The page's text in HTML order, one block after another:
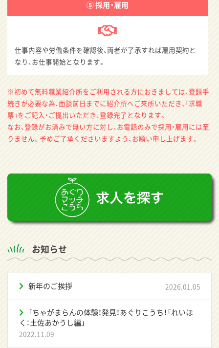
⑤ 採用・雇用
仕事内容や労働条件を確認後、両者が了承すれば雇用契約と
なり、お仕事開始となります。
※初めて無料職業紹介所をご利用される方におきましては、登録手
続きが必要な為、面談前日までに紹介所へご来所いただき、「求職
票」をご記入・ご提出いただき、登録完了となります。
なお、登録がお済みで無い方に対し、お電話のみで採用・雇用には至
りません。予めご了承くださいますよう、お願い申し上げます。
お知らせ
新年のご挨拶 2026.01.05
「ちゃがまらんの体験！発見！あぐりこうち！「れいほ
く：土佐あかうし編」
2022.11.09